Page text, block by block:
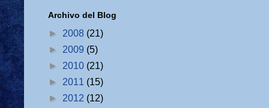
Archivo del Blog
► 2008 (21)
► 2009 (5)
► 2010 (21)
► 2011 (15)
► 2012 (12)